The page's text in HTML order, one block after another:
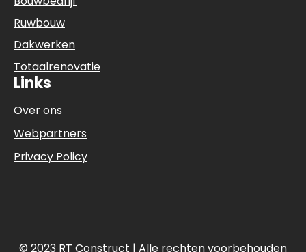
Ruwbouw
Dakwerken
Totaalrenovatie
Links
Over ons
Webpartners
Privacy Policy
© 2023 RT Construct | Alle rechten voorbehouden